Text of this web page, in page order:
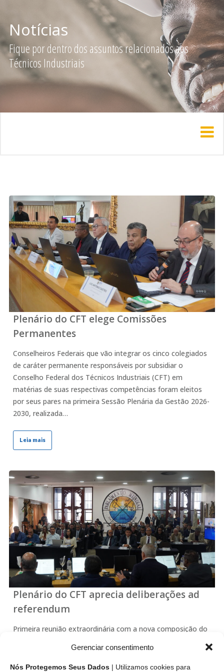
Gerenciar consentimento
Nós Protegemos Seus Dados | Utilizamos cookies para
Notícias
Fique por dentro dos assuntos relacionados aos
Técnicos Industriais
Plenário do CFT elege Comissões
Permanentes
Conselheiros Federais que vão integrar os cinco colegiados
de caráter permanente responsáveis por subsidiar o
Conselho Federal dos Técnicos Industriais (CFT) em
matérias de suas respectivas competências foram eleitos
por seus pares na primeira Sessão Plenária da Gestão 2026-
2030, realizada…
Leia mais
Plenário do CFT aprecia deliberações ad
referendum
Primeira reunião extraordinária com a nova composição do
Industriais teve início nesta quinta-feira (9/7) em Brasília
com apreciação e aprovação de resoluções ad referendum